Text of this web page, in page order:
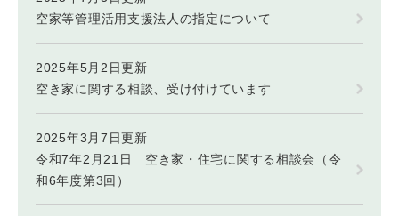
空家等管理活用支援法人の指定について
2025年5月2日更新
空き家に関する相談、受け付けています
2025年3月7日更新
令和7年2月21日 空き家・住宅に関する相談会（令
和6年度第3回）